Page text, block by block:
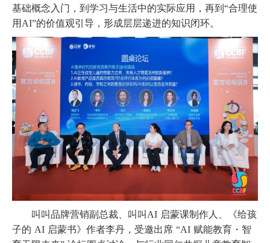
基础概念入门，到学习与生活中的实际应用，再到“合理使
用AI”的价值观引导，形成层层递进的知识闭环。
叫叫品牌营销副总裁、叫叫 AI 启蒙课制作人、《给孩
子的 AI 启蒙书》作者李丹，受邀出席 “AI 赋能教育・智